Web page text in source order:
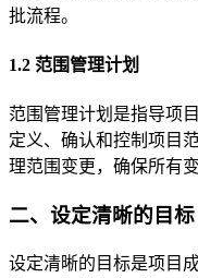
批流程。
1.2 范围管理计划
范围管理计划是指导项
定义、确认和控制项目
理范围变更，确保所有
二、设定清晰的目标
设定清晰的目标是项目